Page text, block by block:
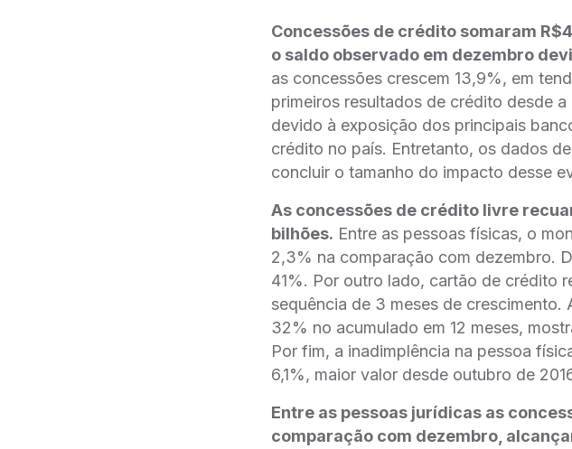
Concessões de crédito somaram
o saldo observado em dezembro
as concessões crescem 13,9%, em
primeiros resultados de crédito desde
devido à exposição dos principais
crédito no país. Entretanto, os dados
concluir o tamanho do impacto desse
As concessões de crédito livre
bilhões. Entre as pessoas físicas, o
2,3% na comparação com dezembro.
41%. Por outro lado, cartão de crédito
sequência de 3 meses de crescimento.
32% no acumulado em 12 meses,
Por fim, a inadimplência na pessoa
6,1%, maior valor desde outubro de
Entre as pessoas jurídicas as
comparação com dezembro,